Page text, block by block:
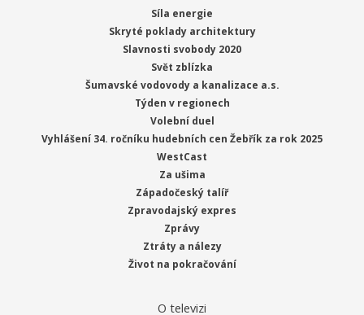
Síla energie
Skryté poklady architektury
Slavnosti svobody 2020
Svět zblízka
Šumavské vodovody a kanalizace a.s.
Týden v regionech
Volební duel
Vyhlášení 34. ročníku hudebních cen Žebřík za rok 2025
WestCast
Za ušima
Západočeský talíř
Zpravodajský expres
Zprávy
Ztráty a nálezy
Život na pokračování
O televizi